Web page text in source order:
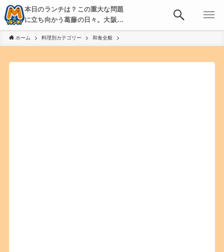
本日のランチは？この重大な問題
に立ち向かう葛藤の日々。大阪・
京都・神戸を中心とした食べ歩
き、飲み歩きを綴る。
ホーム 料理別カテゴリー 和食全般